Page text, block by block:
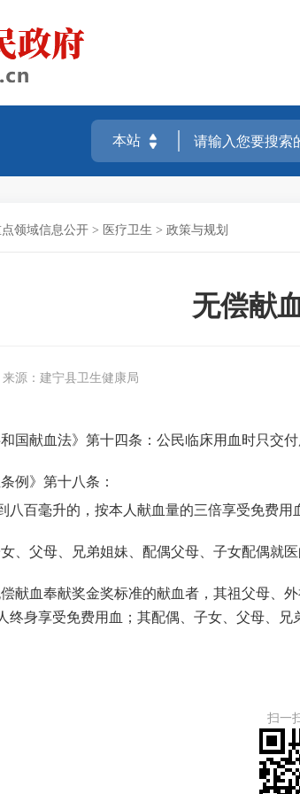
领域信息公开 > 医疗卫生 > 政策与规划
无偿献
来源：建宁县卫生健康局
国献血法》第十四条：公民临床用血时只交
例 》第十八条：
八百毫升的，按本人献血量的三倍享受免费用
、父母、兄弟姐妹、配偶父母、子女配偶就
献血奉献奖金奖标准的献血者，其祖父母、
终身享受免费用血；其配偶、子女、父母、
扫一